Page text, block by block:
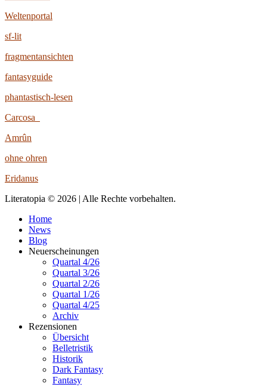
Weltenportal
sf-lit
fragmentansichten
fantasyguide
phantastisch-lesen
Carcosa
Amrûn
ohne ohren
Eridanus
Literatopia © 2026 | Alle Rechte vorbehalten.
Home
News
Blog
Neuerscheinungen
Quartal 4/26
Quartal 3/26
Quartal 2/26
Quartal 1/26
Quartal 4/25
Archiv
Rezensionen
Übersicht
Belletristik
Historik
Dark Fantasy
Fantasy